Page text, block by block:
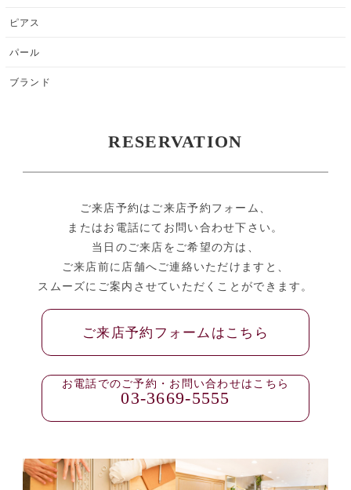
ピアス
パール
ブランド
RESERVATION
ご来店予約はご来店予約フォーム、
またはお電話にてお問い合わせ下さい。
当日のご来店をご希望の方は、
ご来店前に店舗へご連絡いただけますと、
スムーズにご案内させていただくことができます。
ご来店予約フォームはこちら
お電話でのご予約・お問い合わせはこちら
03-3669-5555